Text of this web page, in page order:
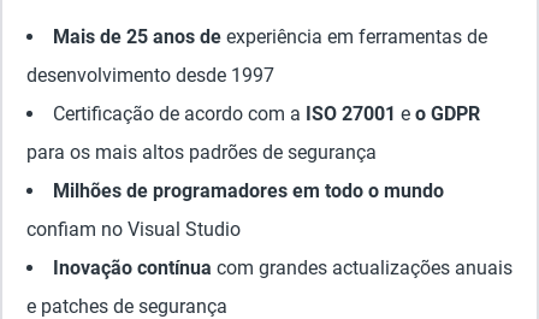
Mais de 25 anos de experiência em ferramentas de
desenvolvimento desde 1997
Certificação de acordo com a ISO 27001 e o GDPR
para os mais altos padrões de segurança
Milhões de programadores em todo o mundo
confiam no Visual Studio
Inovação contínua com grandes actualizações anuais
e patches de segurança